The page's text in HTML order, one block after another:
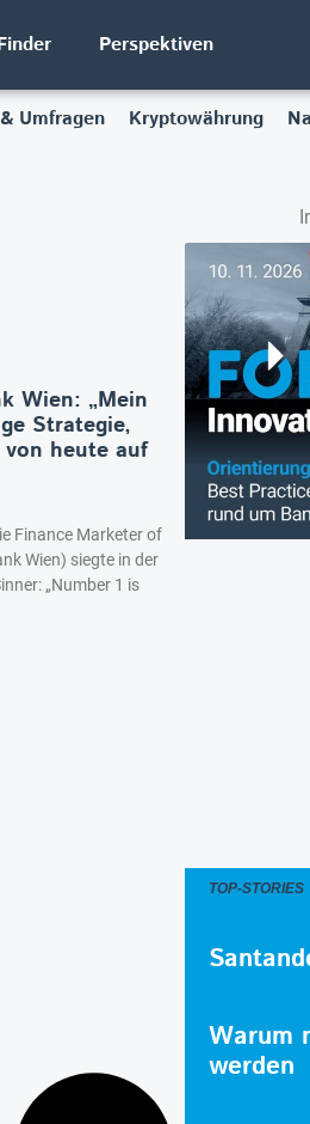
Perspektiven
Umfragen Kryptowährung
Wien: „Mein
Strategie,
heute auf
Finance Marketer of
Wien) siegte in der
„Number 1 is
TOP-STORIES
Warum
werden